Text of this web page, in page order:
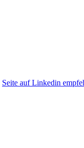
Seite auf Linkedin